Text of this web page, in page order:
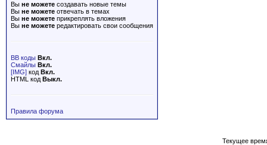
Вы не можете создавать новые темы
Вы не можете отвечать в темах
Вы не можете прикреплять вложения
Вы не можете редактировать свои сообщения
BB коды Вкл.
Смайлы Вкл.
[IMG] код Вкл.
HTML код Выкл.
Правила форума
Текущее